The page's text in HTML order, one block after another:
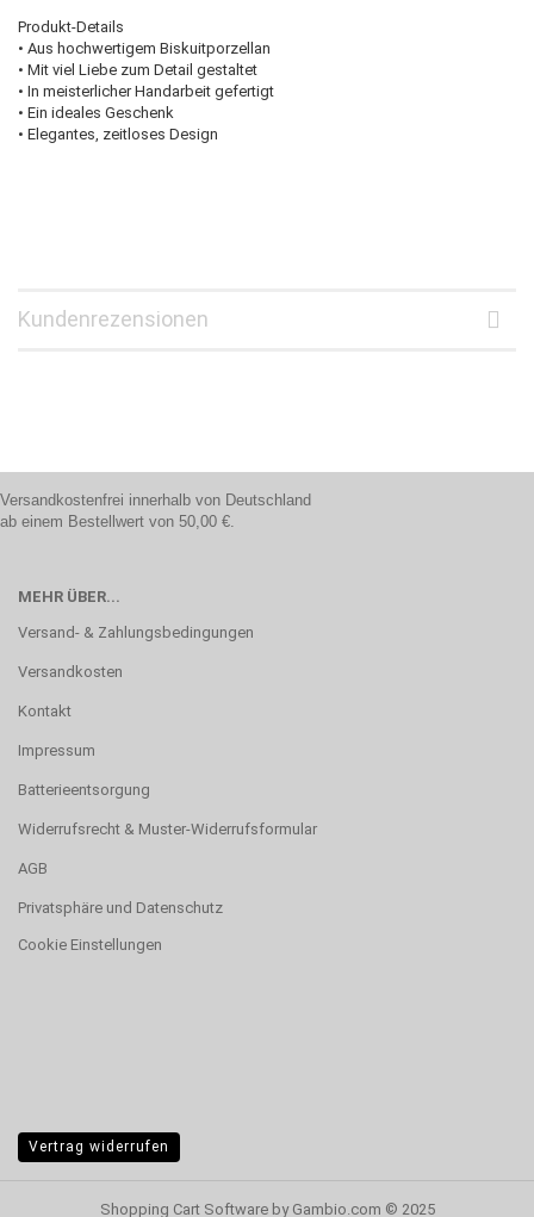
Produkt-Details
• Aus hochwertigem Biskuitporzellan
• Mit viel Liebe zum Detail gestaltet
• In meisterlicher Handarbeit gefertigt
• Ein ideales Geschenk
• Elegantes, zeitloses Design
Kundenrezensionen
Versandkostenfrei innerhalb von Deutschland
ab einem Bestellwert von 50,00 €.
MEHR ÜBER...
Versand- & Zahlungsbedingungen
Versandkosten
Kontakt
Impressum
Batterieentsorgung
Widerrufsrecht & Muster-Widerrufsformular
AGB
Privatsphäre und Datenschutz
Cookie Einstellungen
Vertrag widerrufen
Shopping Cart Softwareby Gambio.com © 2025